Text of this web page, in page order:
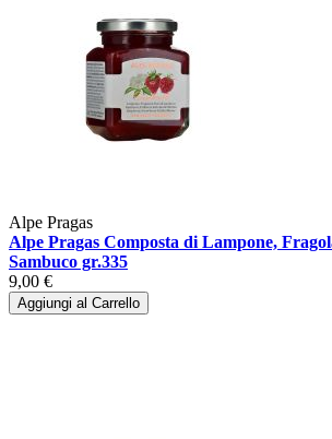
Alpe Pragas
Alpe Pragas Composta di Lampone,
Sambuco gr.335
9,00 €
Aggiungi al Carrello